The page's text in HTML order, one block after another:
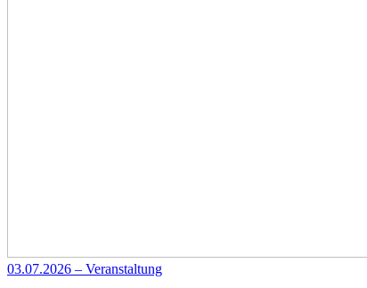
03.07.2026 – Veranstaltung